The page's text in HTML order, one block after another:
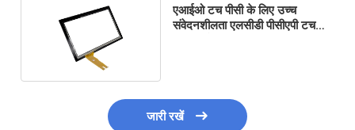
एआईओ टच पीसी के लिए उच्च
संवेदनशीलता एलसीडी पीसीएपी टच
जारी रखें